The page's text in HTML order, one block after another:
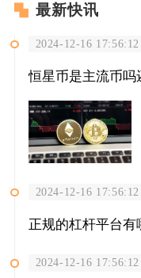
最新快讯
2024-12-16 17:56:12
恒星币是主流币吗
2024-12-16 17:56:12
正规的杠杆平台有
2024-12-16 17:56:12